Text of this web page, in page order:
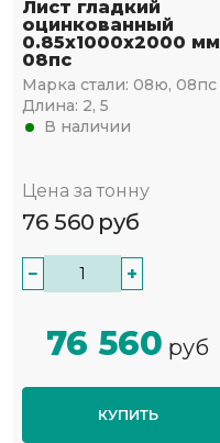
Лист гладкий
оцинкованный
0.85х1000х2000 мм
08пс
Марка стали: 08ю, 08пс
Длина: 2, 5
В наличии
Цена за тонну
76 560 руб
− +
76 560 руб
КУПИТЬ